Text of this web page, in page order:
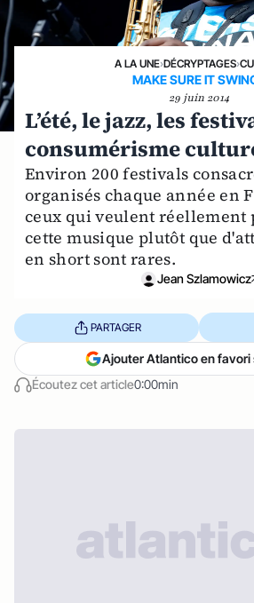
A LA UNE›DÉCRYPTAGES›
MAKE SURE IT
29 juin 2014
L’été, le jazz, les
consumérisme
Environ 200 festivals
organisés chaque année en
ceux qui veulent réellement
cette musique plutôt que
en short sont rares.
Jean Szlamowicz
Écoutez cet article0:00min
PARTAGER
Ajouter Atlantico en favori